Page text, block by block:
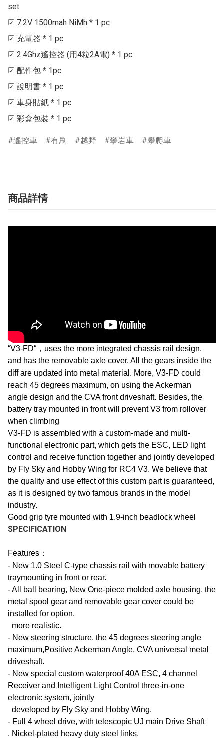
set
☑ 7.2V 1500mah NiMh * 1 pc
☑ 充電器 * 1 pc
☑ 2.4Ghz遙控器 (用4粒2A電) * 1 pc
☑ 配件包 * 1pc
☑ 說明書 * 1 pc
☑ 車身貼紙 * 1 pc
☑ 彩盒包裝 * 1 pc
遙控車 有刷 越野 攀岩車 攀爬車
商品詳情
“V3-FD“，uses the more integrated chassis rail design,
and has the removable axle cover. All the gears inside the
diff are updated into metal material. More, V3-FD could
reach 45 degrees maximum, on using the Ackerman
angle design and the CVA front driveshaft. Besides, the
battery tray mounted in front will prevent V3 from rollover
when climbing
V3-FD is assembled with a custom-made and multi-
functional electronic part, which gets the ESC, LED light
control and receive function together and jointly developed
by Fly Sky and Hobby Wing for RC4 V3. We believe that
the quality and use effect of this custom part is guaranteed,
as it is designed by two famous brands in the model
industry.
Good grip tyre mounted with 1.9-inch beadlock wheel
SPECIFICATION
Features：
- New 1.0 Steel C-type chassis rail with movable battery
traymounting in front or rear.
- All ball bearing, New One-piece molded axle housing, the
metal spool gear and removable gear cover could be
installed for option,
more realistic.
- New steering structure, the 45 degrees steering angle
maximum,Positive Ackerman Angle, CVA universal metal
driveshaft.
- New special custom waterproof 40A ESC, 4 channel
Receiver and Intelligent Light Control three-in-one
electronic system, jointly
developed by Fly Sky and Hobby Wing.
- Full 4 wheel drive, with telescopic UJ main Drive Shaft
, Nickel-plated heavy duty steel links.